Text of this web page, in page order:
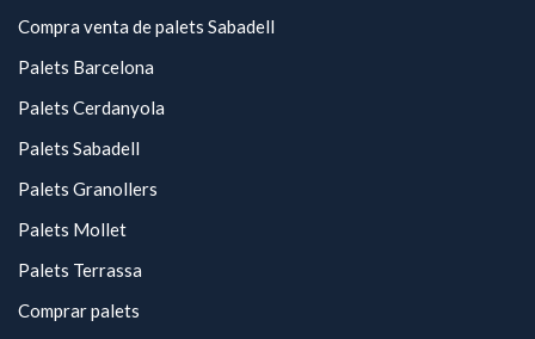
Compra venta de palets Sabadell
Palets Barcelona
Palets Cerdanyola
Palets Sabadell
Palets Granollers
Palets Mollet
Palets Terrassa
Comprar palets